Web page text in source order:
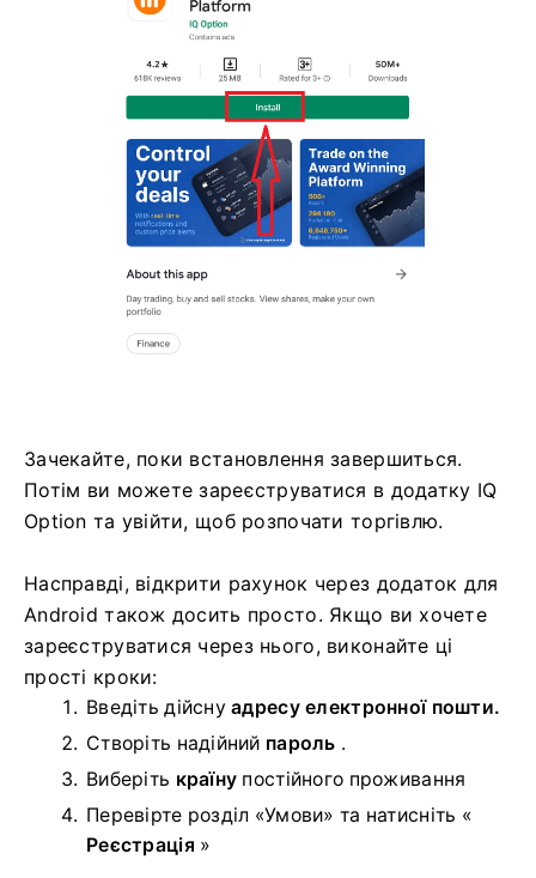
Зачекайте, поки встановлення завершиться.
Потім ви можете зареєструватися в додатку IQ
Option та увійти, щоб розпочати торгівлю.
Насправді, відкрити рахунок через додаток для
Android також досить просто. Якщо ви хочете
зареєструватися через нього, виконайте ці
прості кроки:
Введіть дійснуадресу електронної пошти.
Створіть надійний пароль .
Виберіть країну постійного проживання
Перевірте розділ «Умови» та натисніть «
Реєстрація »